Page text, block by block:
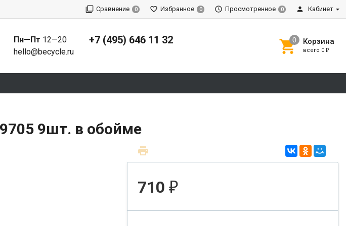
Сравнение 0 Избранное 0 Просмотренное 0 Кабинет
Пн—Пт 12—20
hello@becycle.ru
+7 (495) 646 11 32 Корзина
всего 0 ₽
9шт. в обойме
710 ₽